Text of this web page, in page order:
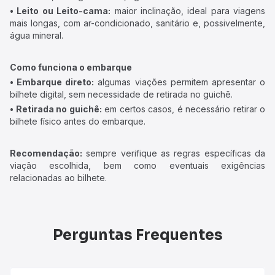
• Leito ou Leito-cama: maior inclinação, ideal para viagens
mais longas, com ar-condicionado, sanitário e, possivelmente,
água mineral.
Como funciona o embarque
• Embarque direto: algumas viações permitem apresentar o
bilhete digital, sem necessidade de retirada no guichê.
• Retirada no guichê: em certos casos, é necessário retirar o
bilhete físico antes do embarque.
Recomendação: sempre verifique as regras específicas da
viação escolhida, bem como eventuais exigências
relacionadas ao bilhete.
Perguntas Frequentes